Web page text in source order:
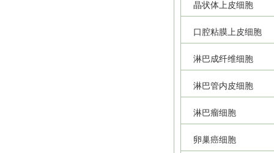
晶状体上皮细胞
口腔粘膜上皮细胞
淋巴成纤维细胞
淋巴管内皮细胞
淋巴瘤细胞
卵巢癌细胞